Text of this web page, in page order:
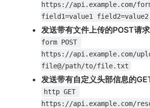
https://api.example.com/
field1=value1 field2=value2
发送带有文件上传的POST请求
form POST
https://api.example.com/
file@/path/to/file.txt
发送带有自定义头部信息的
http GET
https://api.example.com/